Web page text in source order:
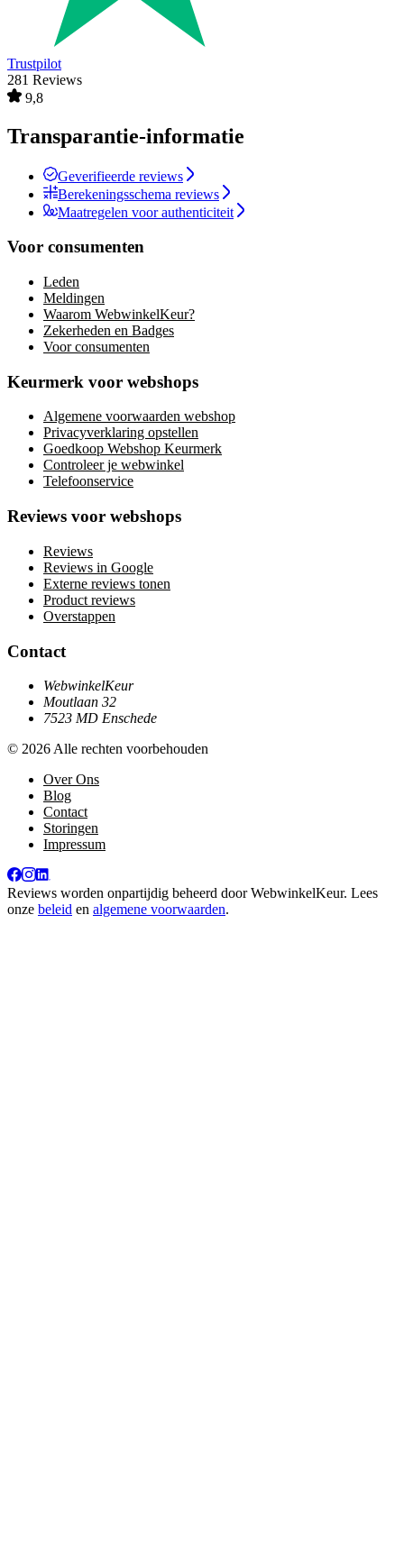
Trustpilot
281 Reviews
9,8
Transparantie-informatie
Geverifieerde reviews
Berekeningsschema reviews
Maatregelen voor authenticiteit
Voor consumenten
Leden
Meldingen
Waarom WebwinkelKeur?
Zekerheden en Badges
Voor consumenten
Keurmerk voor webshops
Algemene voorwaarden webshop
Privacyverklaring opstellen
Goedkoop Webshop Keurmerk
Controleer je webwinkel
Telefoonservice
Reviews voor webshops
Reviews
Reviews in Google
Externe reviews tonen
Product reviews
Overstappen
Contact
WebwinkelKeur
Moutlaan 32
7523 MD Enschede
© 2026 Alle rechten voorbehouden
Over Ons
Blog
Contact
Storingen
Impressum
Reviews worden onpartijdig beheerd doorWebwinkelKeur. Lees
onze beleid en algemene voorwaarden.